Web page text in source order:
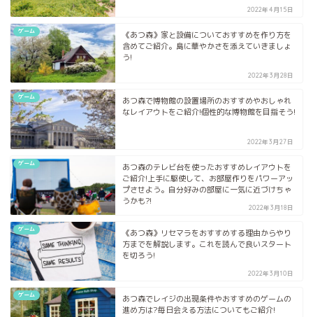
2022年4月15日
ゲーム
《あつ森》家と設備についておすすめを作り方を
含めてご紹介。島に華やかさを添えていきましょ
う!
2022年3月28日
ゲーム
あつ森で博物館の設置場所のおすすめやおしゃれ
なレイアウトをご紹介!個性的な博物館を目指そう!
2022年3月27日
ゲーム
あつ森のテレビ台を使ったおすすめレイアウトを
ご紹介!上手に駆使して、お部屋作りをパワーアッ
プさせよう。自分好みの部屋に一気に近づけちゃ
うかも?!
2022年3月18日
ゲーム
《あつ森》リセマラをおすすめする理由からやり
方までを解説します。これを読んで良いスタート
を切ろう!
2022年3月10日
ゲーム
あつ森でレイジの出現条件やおすすめのゲームの
進め方は?毎日会える方法についてもご紹介!